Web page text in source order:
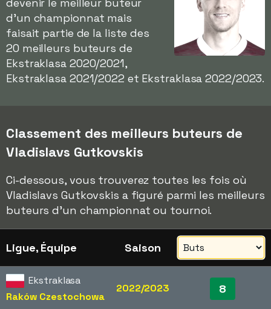
d'un championnat mais
faisait partie de la liste des
20 meilleurs buteurs de
Ekstraklasa 2020/2021,
Ekstraklasa 2021/2022 et Ekstraklasa 2022/2023.
Classement des meilleurs buteurs de
Vladislavs Gutkovskis
Ci-dessous, vous trouverez toutes les fois où
Vladislavs Gutkovskis a figuré parmi les meilleurs
buteurs d'un championnat ou tournoi.
Ligue, Équipe Saison
Ekstraklasa
Raków Czestochowa
2022/2023 8